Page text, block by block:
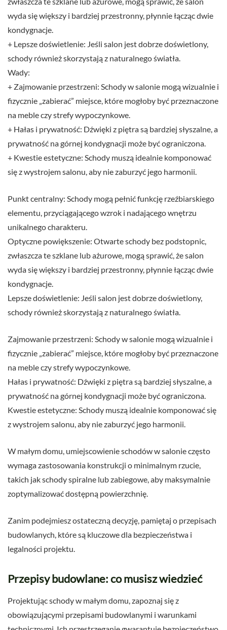
wyda się większy i bardziej przestronny, płynnie łącząc dwie
kondygnacje.
+ Lepsze doświetlenie: Jeśli salon jest dobrze doświetlony,
schody również skorzystają z naturalnego światła.
Wady:
+ Zajmowanie przestrzeni: Schody w salonie mogą wizualnie i
fizycznie „zabierać” miejsce, które mogłoby być przeznaczone
na meble czy strefy wypoczynkowe.
+ Hałas i prywatność: Dźwięki z piętra są bardziej słyszalne, a
prywatność na górnej kondygnacji może być ograniczona.
+ Kwestie estetyczne: Schody muszą idealnie komponować
się z wystrojem salonu, aby nie zaburzyć jego harmonii.
Punkt centralny: Schody mogą pełnić funkcję rzeźbiarskiego
elementu, przyciągającego wzrok i nadającego wnętrzu
unikalnego charakteru.
Optyczne powiększenie: Otwarte schody bez podstopnic,
zwłaszcza te szklane lub ażurowe, mogą sprawić, że salon
wyda się większy i bardziej przestronny, płynnie łącząc dwie
kondygnacje.
Lepsze doświetlenie: Jeśli salon jest dobrze doświetlony,
schody również skorzystają z naturalnego światła.
Zajmowanie przestrzeni: Schody w salonie mogą wizualnie i
fizycznie „zabierać” miejsce, które mogłoby być przeznaczone
na meble czy strefy wypoczynkowe.
Hałas i prywatność: Dźwięki z piętra są bardziej słyszalne, a
prywatność na górnej kondygnacji może być ograniczona.
Kwestie estetyczne: Schody muszą idealnie komponować się
z wystrojem salonu, aby nie zaburzyć jego harmonii.
W małym domu, umiejscowienie schodów w salonie często
wymaga zastosowania konstrukcji o minimalnym rzucie,
takich jak schody spiralne lub zabiegowe, aby maksymalnie
zoptymalizować dostępną powierzchnię.
Zanim podejmiesz ostateczną decyzję, pamiętaj o przepisach
budowlanych, które są kluczowe dla bezpieczeństwa i
legalności projektu.
Przepisy budowlane: co musisz wiedzieć
Projektując schody w małym domu, zapoznaj się z
obowiązującymi przepisami budowlanymi i warunkami